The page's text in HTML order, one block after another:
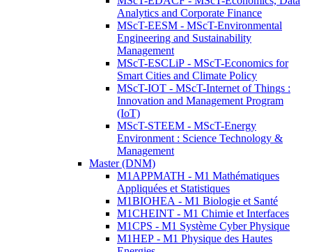
Analytics and Corporate Finance
MScT-EESM - MScT-Environmental
Engineering and Sustainability
Management
MScT-ESCLiP - MScT-Economics for
Smart Cities and Climate Policy
MScT-IOT - MScT-Internet of Things :
Innovation and Management Program
(IoT)
MScT-STEEM - MScT-Energy
Environment : Science Technology &
Management
Master (DNM)
M1APPMATH - M1 Mathématiques
Appliquées et Statistiques
M1BIOHEA - M1 Biologie et Santé
M1CHEINT - M1 Chimie et Interfaces
M1CPS - M1 Système Cyber Physique
M1HEP - M1 Physique des Hautes